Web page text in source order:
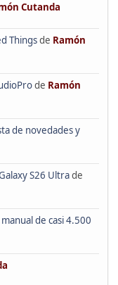
Cutanda
Thingsde Ramón
de Ramón
de novedades y
S26 Ultrade
de casi 4.500